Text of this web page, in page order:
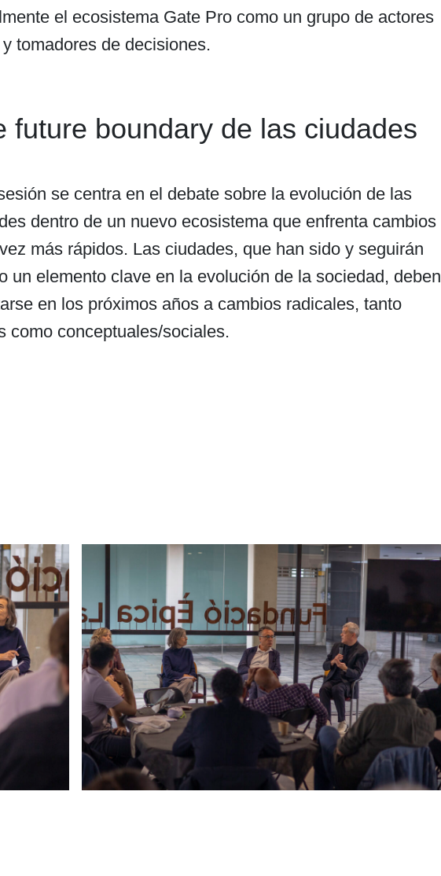
el ecosistema Gate Pro como un grupo de actores
tomadores de decisiones.
future boundary de las ciudades
se centra en el debate sobre la evolución de las
dentro de un nuevo ecosistema que enfrenta cambios
más rápidos. Las ciudades, que han sido y seguirán
un elemento clave en la evolución de la sociedad, deben
en los próximos años a cambios radicales, tanto
como conceptuales/sociales.